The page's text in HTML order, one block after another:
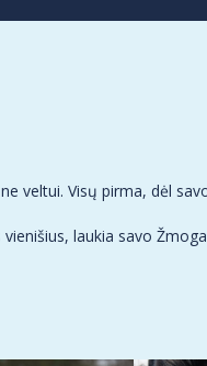
veltui. Visų pirma, dėl
laukia savo